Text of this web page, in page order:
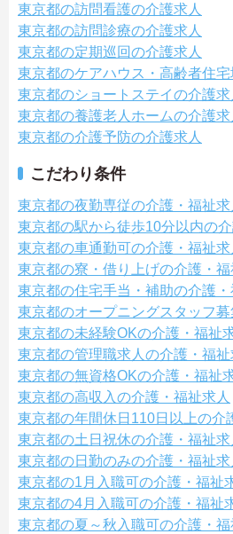
東京都の訪問看護の介護求人
東京都の訪問診療の介護求人
東京都の定期巡回の介護求人
東京都のケアハウス・高齢者住宅
東京都のショートステイの介護求
東京都の養護老人ホームの介護求
東京都の介護予防の介護求人
こだわり条件
東京都の夜勤専従の介護・福祉求
東京都の駅から徒歩10分以内の
東京都の車通勤可の介護・福祉求
東京都の寮・借り上げの介護・福
東京都の住宅手当・補助の介護・
東京都のオープニングスタッフ
東京都の未経験OKの介護・福祉
東京都の管理職求人の介護・福祉
東京都の無資格OKの介護・福祉
東京都の高収入の介護・福祉求人
東京都の年間休日110日以上の介
東京都の土日祝休の介護・福祉求
東京都の日勤のみの介護・福祉求
東京都の1月入職可の介護・福祉
東京都の4月入職可の介護・福祉
東京都の夏～秋入職可の介護・福